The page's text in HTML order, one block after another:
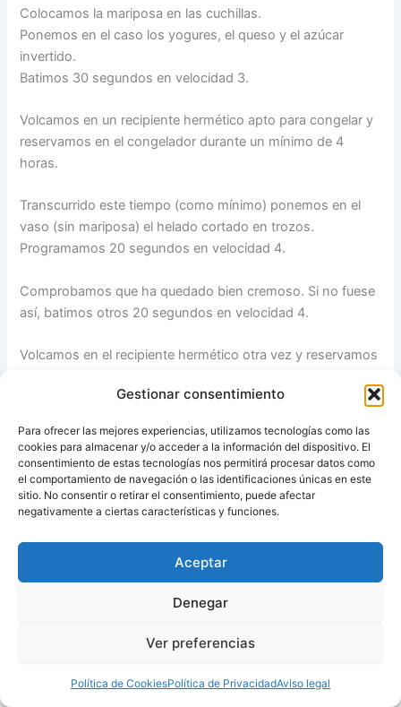
Gestionar consentimiento
Para ofrecer las mejores experiencias, utilizamos tecnologías como las
cookies para almacenar y/o acceder a la información del dispositivo. El
consentimiento de estas tecnologías nos permitirá procesar datos como
el comportamiento de navegación o las identificaciones únicas en este
sitio. No consentir o retirar el consentimiento, puede afectar
negativamente a ciertas características y funciones.
Aceptar
Denegar
Ver preferencias
Política de CookiesPolítica de PrivacidadAviso legal
Colocamos la mariposa en las cuchillas.
Ponemos en el caso los yogures, el queso y el azúcar
invertido.
Batimos 30 segundos en velocidad 3.
Volcamos en un recipiente hermético apto para congelar y
reservamos en el congelador durante un mínimo de 4
horas.
Transcurrido este tiempo (como mínimo) ponemos en el
vaso (sin mariposa) el helado cortado en trozos.
Programamos 20 segundos en velocidad 4.
Comprobamos que ha quedado bien cremoso. Si no fuese
así, batimos otros 20 segundos en velocidad 4.
Volcamos en el recipiente hermético otra vez y reservamos
chocolate… Yo me decanto por un poco de miel y nueces,
una combinación que me encanta.
Fuente:María’s Recipe Book
ANTERIOR SIGUIENTE